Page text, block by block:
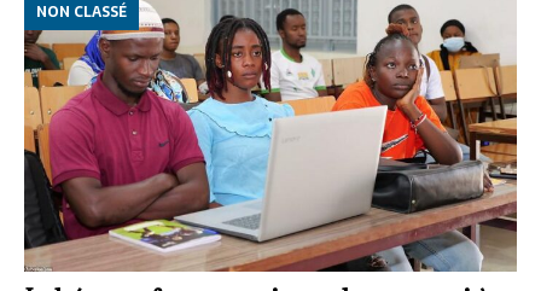
NON CLASSÉ